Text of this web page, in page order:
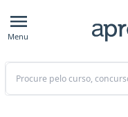
Menu
Buscar